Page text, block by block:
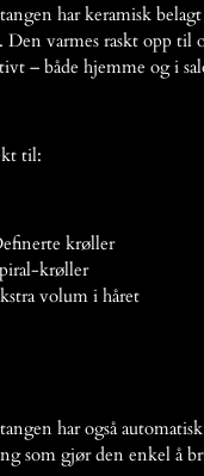
har keramisk
Den varmes raskt opp til
– både hjemme og i
til:
krøller
krøller
volum i håret
har også
som gjør den enkel å